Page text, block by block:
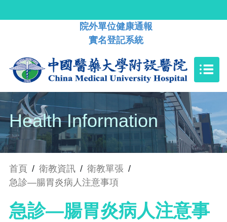
院外單位健康通報
實名登記系統
Health Information
首頁 / 衛教資訊 / 衛教單張 /
急診—腸胃炎病人注意事項
急診—腸胃炎病人注意事